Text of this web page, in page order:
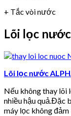
+ Tắc vòi nước
Lõi lọc
Lõi lọc nước
Nếu không thay lõi
nhiều hậu quả.Đặc
máy lọc không đảm